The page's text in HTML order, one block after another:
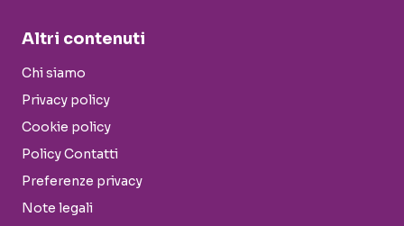
Altri contenuti
Chi siamo
Privacy policy
Cookie policy
Policy Contatti
Preferenze privacy
Note legali